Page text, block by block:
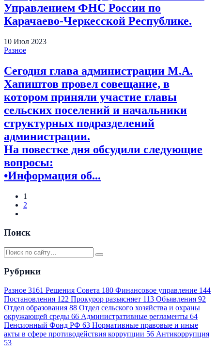
Управлением ФНС России по
Карачаево-Черкесской Республике.
10 Июл 2023
Разное
Сегодня глава администрации М.А.
Хапиштов провел совещание, в
котором приняли участие главы
сельских поселений и начальники
структурных подразделений
администрации.
На повестке дня обсудили следующие
вопросы:
•Информация об...
1
2
Поиск
Рубрики
Разное 3161 Решения Совета 180 Финансовое управление 144
Постановления 122 Прокурор разъясняет 113 Объявления 92
Отдел образования 88 Отдел сельского хозяйства и охраны
окружающей среды 66 Административные регламенты 64
Пенсионный Фонд РФ 63 Нормативные правовые и иные
акты в сфере противодействия коррупции 56 Антикоррупция
53